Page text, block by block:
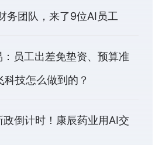
务团队，来了9位AI员工
员工出差免垫资、预算准
技怎么做到的？
倒计时！康辰药业用AI交